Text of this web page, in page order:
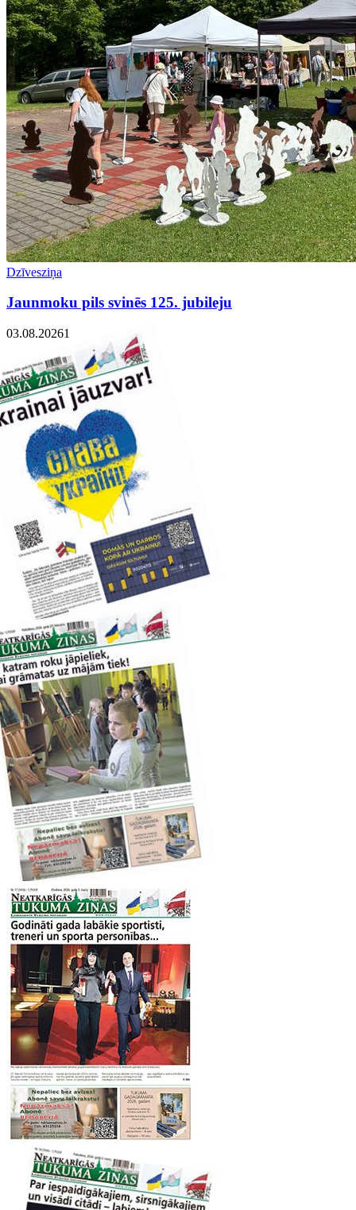
Dzīvesziņa
Jaunmoku pils svinēs 125. jubileju
03.08.20261